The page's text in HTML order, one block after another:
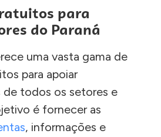
para
do Paraná
uma vasta gama de
para apoiar
de todos os setores e
é fornecer as
, informações e